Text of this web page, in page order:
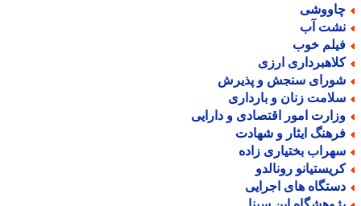
آب
خوب
ارزی
سنجش و پذیرش
زنان و بارداری
امور اقتصادی و دارایی
ایثار و شهادت
بختیاری زاده
رونالدو
های اجرایی